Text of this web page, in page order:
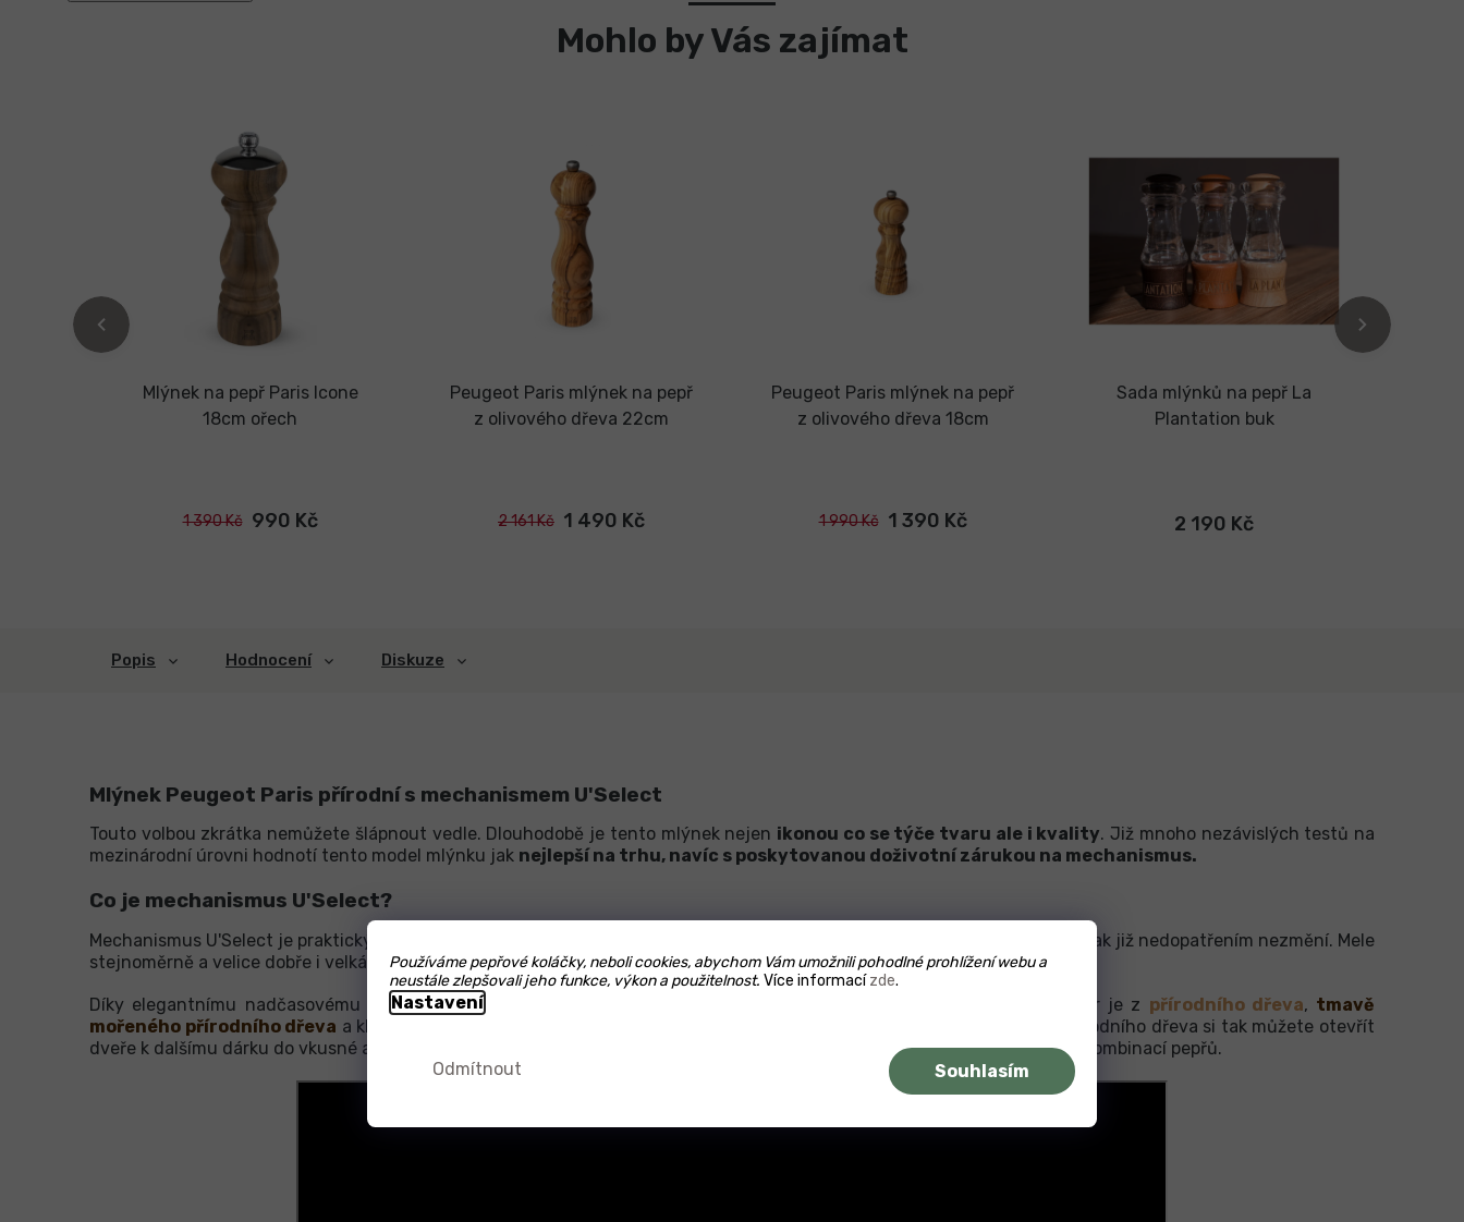
Používáme pepřové koláčky, neboli cookies, abychom Vám umožnili pohodlné prohlížení webu a
neustále zlepšovali jeho funkce, výkon a použitelnost. Více informacízde.
Nastavení
Odmítnout Souhlasím
Mohlo by Vás zajímat
Mlýnek na pepř Paris Icone
18cm ořech
1 390 Kč 990 Kč
Peugeot Paris mlýnek na pepř
z olivového dřeva 22cm
2 161 Kč 1 490 Kč
Peugeot Paris mlýnek na pepř
z olivového dřeva 18cm
1 990 Kč 1 390 Kč
Sada mlýnků na pepř La
Plantation buk
2 190 Kč
Popis Hodnocení Diskuze
Mlýnek Peugeot Paris přírodní s mechanismem U'Select
Touto volbou zkrátka nemůžete šlápnout vedle. Dlouhodobě je tento mlýnek nejen ikonou co se týče tvaru ale i kvality. Již mnoho nezávislých testů na
mezinárodní úrovni hodnotí tento model mlýnku jak nejlepší na trhu, navíc s poskytovanou doživotní zárukou na mechanismus.
Co je mechanismus U'Select?
Mechanismus U'Select je praktickým řešením, kdy si pootočením spodního límce mlýnku
, která se pak již nedopatřením nezmění. Mele
stejnoměrně a velice dobře i velká zrníčka Kampotského pepře.
Díky elegantnímu nadčasovému tvaru se stane designovým prvkem každé klasické nebo i moderní kuchyně. Na výběr je z přírodního dřeva, tmavě
mořeného přírodního dřeva a klavírového laku v barvě
. V případě klavírového laku nebo i přírodního dřeva si tak můžete otevřít
dveře k dalšímu dárku do vkusné a praktické sady nebo někoho obdarovat rovnou velkou sadou vícero mlýnků s barevnou kombinací pepřů.